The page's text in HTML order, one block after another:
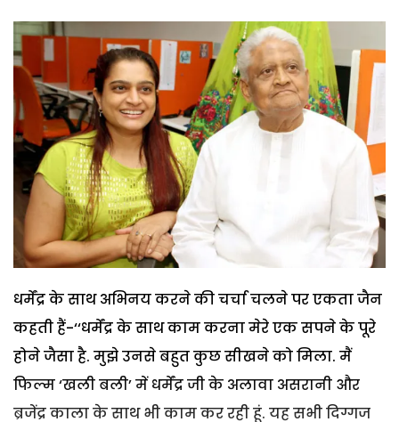
धर्मेंद्र के साथ अभिनय करने की चर्चा चलने पर एकता जैन
कहती हैं-‘‘धर्मेंद्र के साथ काम करना मेरे एक सपने के पूरे
होने जैसा है. मुझे उनसे बहुत कुछ सीखने को मिला. मैं
फिल्म ‘खली बली’ में धर्मेंद्र जी के अलावा असरानी और
ब्रजेंद्र काला के साथ भी काम कर रही हूं. यह सभी दिग्गज